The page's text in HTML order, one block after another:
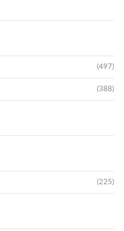
(497)
(388)
(225)